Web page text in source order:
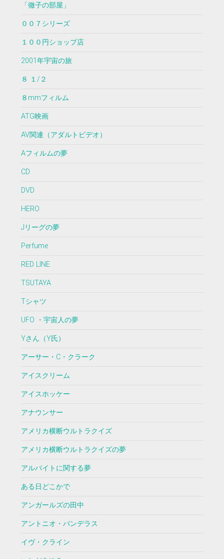
「徹子の部屋」
００７シリーズ
１００円ショップ店
2001年宇宙の旅
８ １/２
８mmフィルム
ATG映画
AV関連（アダルトビデオ）
Aフィルムの夢
CD
DVD
HERO
Jリーグの夢
Perfume
RED LINE
TSUTAYA
Tシャツ
UFO ・宇宙人の夢
Yさん（Y氏）
アーサー・C・クラーク
アイスクリーム
アイスホッケー
アナウンサー
アメリカ横断ウルトラクイズ
アメリカ横断ウルトラクイズの夢
アルバイトに関する夢
ある日どこかで
アンガールズの田中
アントニオ・バンデラス
イヴ・クライン